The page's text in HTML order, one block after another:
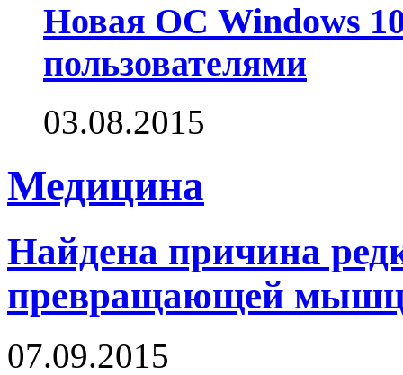
Новая ОС Windows
пользователями
03.08.2015
Медицина
Найдена причина
превращающей
07.09.2015